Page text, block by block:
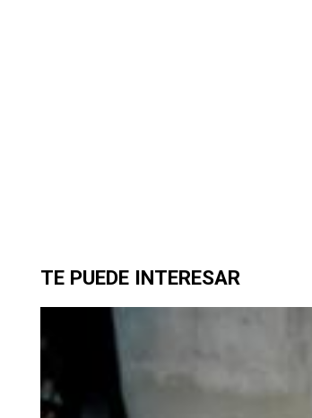
TE PUEDE INTERESAR